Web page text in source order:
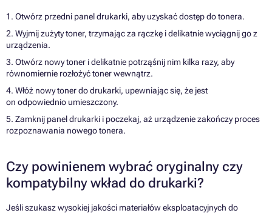
1. Otwórz przedni panel drukarki, aby uzyskać dostęp do tonera.
2. Wyjmij zużyty toner, trzymając za rączkę i delikatnie wyciągnij go z
urządzenia.
3. Otwórz nowy toner i delikatnie potrząśnij nim kilka razy, aby
równomiernie rozłożyć toner wewnątrz.
4. Włóż nowy toner do drukarki, upewniając się, że jest
on odpowiednio umieszczony.
5. Zamknij panel drukarki i poczekaj, aż urządzenie zakończy proces
rozpoznawania nowego tonera.
Czy powinienem wybrać oryginalny czy
kompatybilny wkład do drukarki?
Jeśli szukasz wysokiej jakości materiałów eksploatacyjnych do